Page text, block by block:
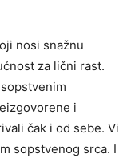
nosi snažnu
za lični rast.
i
čak i od sebe. Vi
sopstvenog srca. I